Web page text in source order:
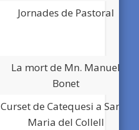
Jornades de Pastoral
La mort de Mn. Manuel
Bonet
Curset de Catequesi a Santa
Maria del Collell